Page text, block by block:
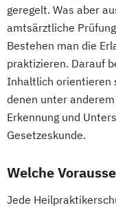
geregelt. Was aber
amtsärztliche
Bestehen man die
praktizieren. Darauf
Inhaltlich orientieren
denen unter
Erkennung und
Gesetzeskunde.
Welche
Jede